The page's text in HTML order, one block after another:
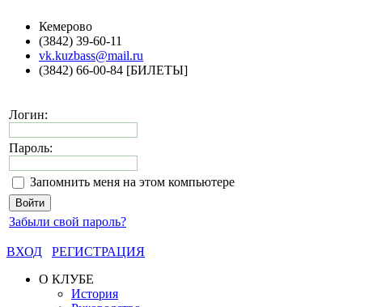
Кемерово
(3842) 39-60-11
vk.kuzbass@mail.ru
(3842) 66-00-84 [БИЛЕТЫ]
Логин:
Пароль:
Запомнить меня на этом компьютере
Забыли свой пароль?
ВХОД
РЕГИСТРАЦИЯ
О КЛУБЕ
История